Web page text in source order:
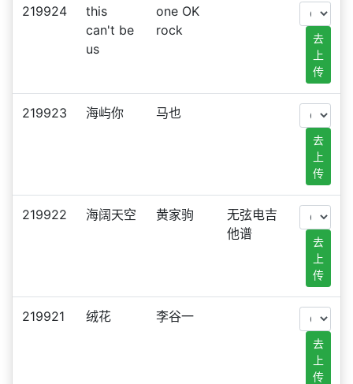
219924
this
can't be
us
one OK
rock
去
上
传
219923 海屿你 马也
去
上
传
219922 海阔天空 黄家驹
无弦电吉
他谱
去
上
传
219921 绒花 李谷一
去
上
传